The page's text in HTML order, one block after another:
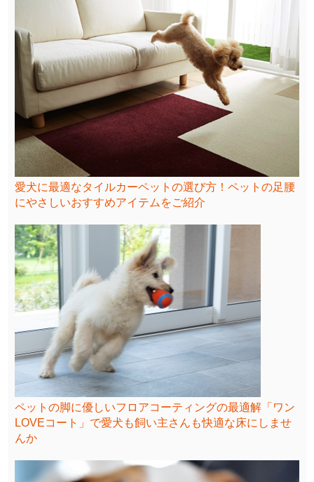
愛犬に最適なタイルカーペットの選び方！ペットの足腰
にやさしいおすすめアイテムをご紹介
ペットの脚に優しいフロアコーティングの最適解「ワン
LOVEコート」で愛犬も飼い主さんも快適な床にしませ
んか